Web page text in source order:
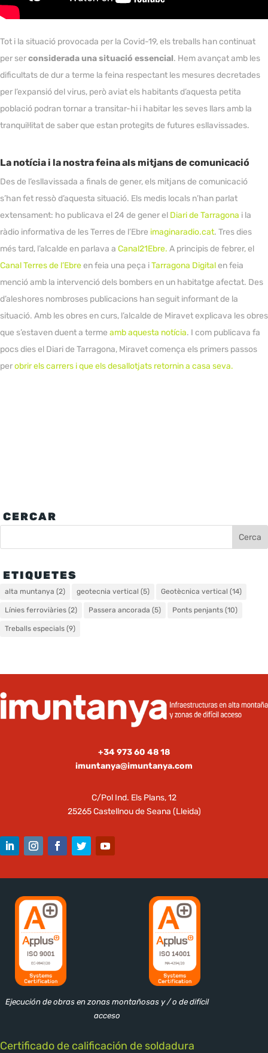
Tot i la situació provocada per la Covid-19, els treballs han continuat
per serconsiderada una situació essencial. Hem avançat amb les
dificultats de dur a terme la feina respectant les mesures decretades
per l’expansió del virus, però aviat els habitants d’aquesta petita
població podran tornar a transitar-hi i habitar les seves llars amb la
tranquil·litat de saber que estan protegits de futures esllavissades.
La notícia i la nostra feina als mitjans de comunicació
Des de l’esllavissada a finals de gener, els mitjans de comunicació
s’han fet ressò d’aquesta situació. Els medis locals n’han parlat
extensament: ho publicava el 24 de gener el Diari de Tarragona i la
ràdio informativa de les Terres de l’Ebre imaginaradio.cat. Tres dies
més tard, l’alcalde en parlava a Canal21Ebre. A principis de febrer, el
Canal Terres de l’Ebreen feia una peça iTarragona Digitalen feia
menció amb la intervenció dels bombers en un habitatge afectat. Des
d’aleshores nombroses publicacions han seguit informant de la
situació. Amb les obres en curs, l’alcalde de Miravet explicava les obres
que s’estaven duent a terme amb aquesta notícia. I com publicava fa
pocs dies el Diari de Tarragona, Miravet comença els primers passos
perobrir els carrers i que els desallotjats retornin a casa seva.
CERCAR
ETIQUETES
alta muntanya (2) geotecnia vertical (5) Geotècnica vertical (14)
Línies ferroviàries (2) Passera ancorada (5) Ponts penjants (10)
Treballs especials (9)
+34 973 60 48 18
imuntanya@imuntanya.com
C/Pol Ind. Els Plans, 12
25265 Castellnou de Seana (Lleida)
Ejecución de obras en zonas montañosas y / o de difícil
acceso
Certificado de calificación de soldadura